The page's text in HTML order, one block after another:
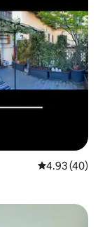
レビュー40
4.93 (40)